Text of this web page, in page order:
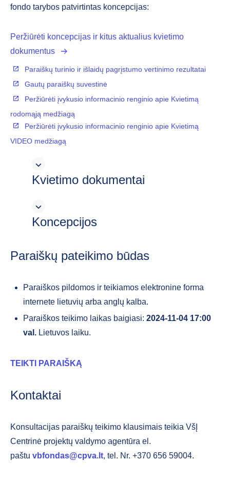
fondo tarybos patvirtintas koncepcijas:
Peržiūrėti koncepcijas ir kitus aktualius kvietimo
dokumentus
Paraiškų turinio ir išlaidų pagrįstumo vertinimo rezultatai
Gautų paraiškų suvestinė
Peržiūrėti įvykusio informacinio renginio apie Kvietimą
rodomąją medžiagą
Peržiūrėti įvykusio informacinio renginio apie Kvietimą
VIDEO medžiagą
Kvietimo dokumentai
Koncepcijos
Paraiškų pateikimo būdas
Paraiškos pildomos ir teikiamos elektronine forma
internete lietuvių arba anglų kalba.
Paraiškos teikimo laikas baigiasi: 2024-11-04 17:00
val. Lietuvos laiku.
TEIKTI PARAIŠKĄ
Kontaktai
Konsultacijas paraiškų teikimo klausimais teikia VšĮ
Centrinė projektų valdymo agentūra el.
paštu vbfondas@cpva.lt, tel. Nr. +370 656 59004.